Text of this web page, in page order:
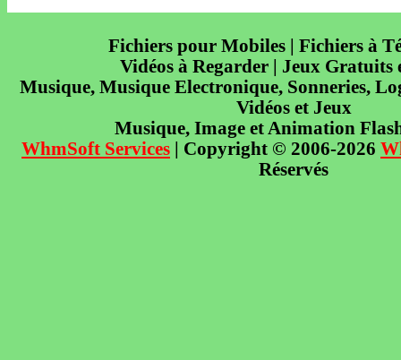
Fichiers pour Mobiles | Fichiers à
Vidéos à Regarder | Jeux Gratuits
Musique, Musique Electronique, Sonneries,
Vidéos et Jeux
Musique, Image et Animation
WhmSoft Services | Copyright © 2006-2026
Réservés